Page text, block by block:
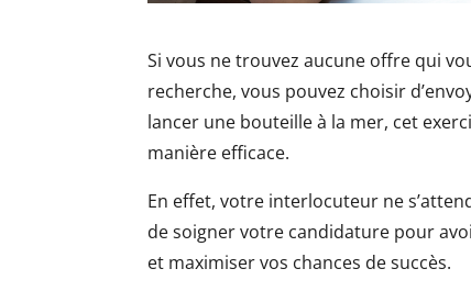
Si vous ne trouvez aucune offre qui
recherche, vous pouvez choisir
lancer une bouteille à la mer, cet
manière efficace.
En effet, votre interlocuteur ne
de soigner votre candidature pour
et maximiser vos chances de succès.